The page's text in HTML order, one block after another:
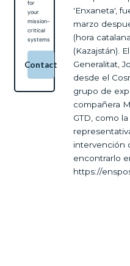
for
your
mission-
critical
systems
Contact
'Enxaneta',
marzo
(hora
(Kazajstán).
Generalitat,
desde el
grupo de
compañera
GTD, como
intervención
encontrarlo
https://